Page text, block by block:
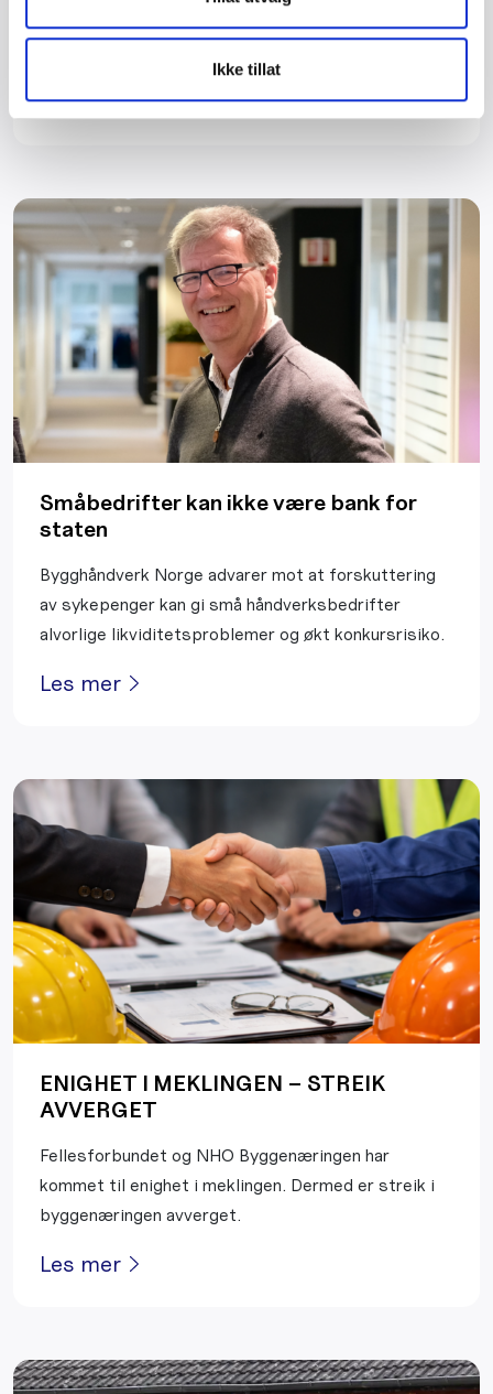
Ikke tillat
økonomiske belastningen ved forskuttering av
Les mer
Småbedrifter kan ikke være bank for
staten
Bygghåndverk Norge advarer mot at forskuttering
av sykepenger kan gi små håndverksbedrifter
alvorlige likviditetsproblemer og økt konkursrisiko.
Les mer
ENIGHET I MEKLINGEN – STREIK
AVVERGET
Fellesforbundet og NHO Byggenæringen har
kommet til enighet i meklingen. Dermed er streik i
byggenæringen avverget.
Les mer